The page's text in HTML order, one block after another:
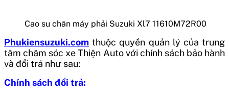
Cao su chân máy phải Suzuki Xl7 11610M72R00
Phukiensuzuki.com thuộc quyền quản lý của trung
tâm chăm sóc xe Thiện Auto với chính sách bảo hành
và đổi trả như sau:
Chính sách đổi trả: